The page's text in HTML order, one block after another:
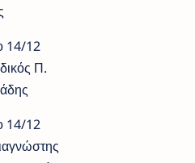
14/12
Π.
14/12